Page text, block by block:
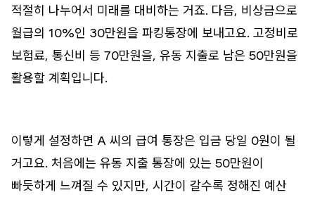
적절히 나누어서 미래를 대비하는 거죠. 다음, 비상금으로
월급의 10%인 30만원을 파킹통장에 보내고요. 고정비로
보험료, 통신비 등 70만원을, 유동 지출로 남은 50만원을
활용할 계획입니다.
이렇게 설정하면 A 씨의 급여 통장은 입금 당일 0원이 될
거고요. 처음에는 유동 지출 통장에 있는 50만원이
빠듯하게 느껴질 수 있지만, 시간이 갈수록 정해진 예산